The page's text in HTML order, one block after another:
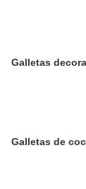
Galletas
Galletas de